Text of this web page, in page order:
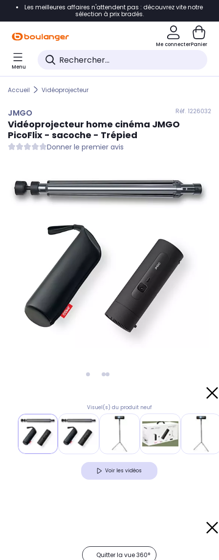
Accéder directement à la navigation
Accéder directement au pied de page
Accéder directement au chatbot
Les meilleures affaires n'attendent pas : découvrez vite notre
sélection à prix bradés.
Me connecterPanier
Menu
Accueil Vidéoprojecteur
JMGO Réf. 1226032
Vidéoprojecteur home cinéma JMGO
PicoFlix - sacoche - Trépied
Donner le premier avis
Visuel(s) du produit neuf
Voir les vidéos
Quitter la vue 360°